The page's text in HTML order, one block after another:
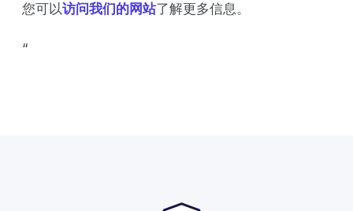
您可以访问我们的网站了解更多信息。
‍“